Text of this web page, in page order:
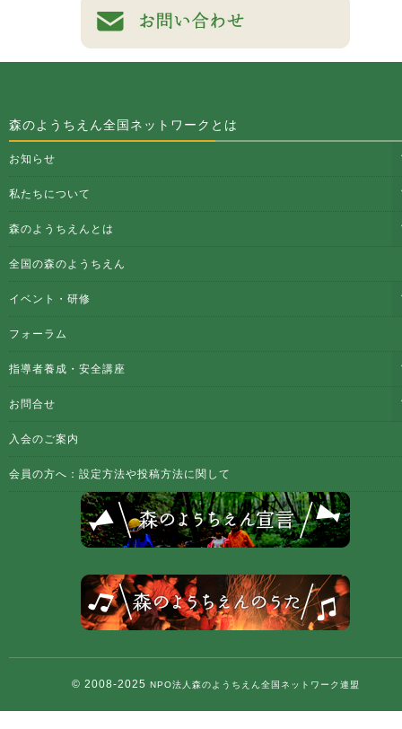
森のようちえん全国ネットワークとは
お知らせ
私たちについて
森のようちえんとは
全国の森のようちえん
イベント・研修
フォーラム
指導者養成・安全講座
お問合せ
入会のご案内
会員の方へ：設定方法や投稿方法に関して
© 2008-2025 NPO法人森のようちえん全国ネットワーク連盟